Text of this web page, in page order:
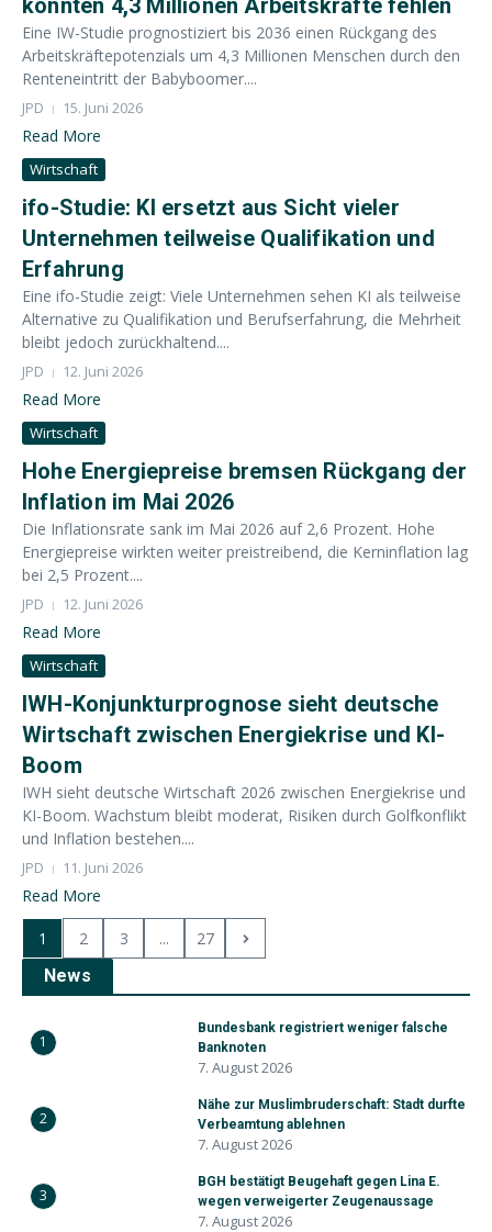
könnten 4,3 Millionen Arbeitskräfte fehlen
Eine IW-Studie prognostiziert bis 2036 einen Rückgang des
Arbeitskräftepotenzials um 4,3 Millionen Menschen durch den
Renteneintritt der Babyboomer....
JPD 15. Juni 2026
Read More
Wirtschaft
ifo-Studie: KI ersetzt aus Sicht vieler
Unternehmen teilweise Qualifikation und
Erfahrung
Eine ifo-Studie zeigt: Viele Unternehmen sehen KI als teilweise
Alternative zu Qualifikation und Berufserfahrung, die Mehrheit
bleibt jedoch zurückhaltend....
JPD 12. Juni 2026
Read More
Wirtschaft
Hohe Energiepreise bremsen Rückgang der
Inflation im Mai 2026
Die Inflationsrate sank im Mai 2026 auf 2,6 Prozent. Hohe
Energiepreise wirkten weiter preistreibend, die Kerninflation lag
bei 2,5 Prozent....
JPD 12. Juni 2026
Read More
Wirtschaft
IWH-Konjunkturprognose sieht deutsche
Wirtschaft zwischen Energiekrise und KI-
Boom
IWH sieht deutsche Wirtschaft 2026 zwischen Energiekrise und
KI-Boom. Wachstum bleibt moderat, Risiken durch Golfkonflikt
und Inflation bestehen....
JPD 11. Juni 2026
Read More
1 2 3 ...
27
News
1
Bundesbank registriert weniger falsche
Banknoten
7. August 2026
2
Nähe zur Muslimbruderschaft: Stadt durfte
Verbeamtung ablehnen
7. August 2026
3
BGH bestätigt Beugehaft gegen Lina E.
wegen verweigerter Zeugenaussage
7. August 2026